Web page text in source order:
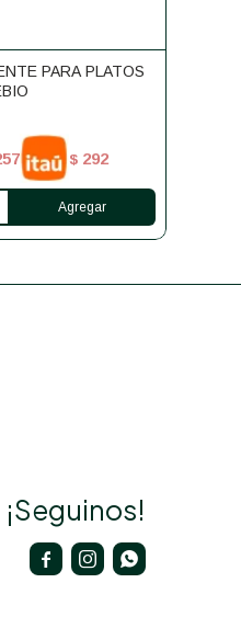
PARA PLATOS
$ 292
¡Seguinos!
  